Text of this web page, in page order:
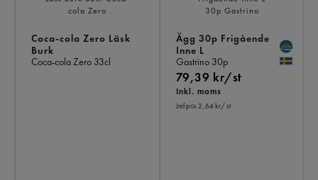
Coca-cola Zero Läsk
Burk
Coca-cola Zero 33cl
Ägg 30p Frigående
Inne L
Gastrino 30p
79,39 kr/st
Inkl. moms
Jmf.pris 2,64 kr/ st